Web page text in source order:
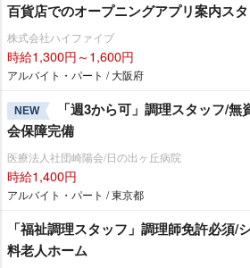
百貨店でのオープニングアプリ案内ス
株式会社ハイファイブ
時給1,300円～1,600円
アルバイト・パート / 大阪府
NEW
「週3から可」調理スタッフ/
会保障完備
医療法人社団崎陽会/日の出ヶ丘病院
時給1,400円
アルバイト・パート / 東京都
「福祉調理スタッフ」調理師免許必須/
料老人ホーム